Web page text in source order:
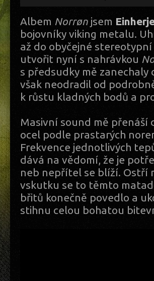
Albem Norrøn jsem
bojovníky viking metalu.
až do obyčejné
utvořit nyní s nahrávkou
s předsudky mě
však neodradil od
k růstu kladných bodů a
Masivní sound mě přenáší
ocel podle prastarých
Frekvence jednotlivých
dává na vědomí, že je
neb nepřítel se blíží. Ostří
vskutku se to těmto
břitů konečně povedlo a
stihnu celou bohatou